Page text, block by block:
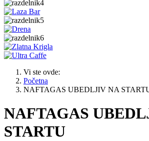
Vi ste ovde:
Početna
NAFTAGAS UBEDLJIV NA
NAFTAGAS
STARTU